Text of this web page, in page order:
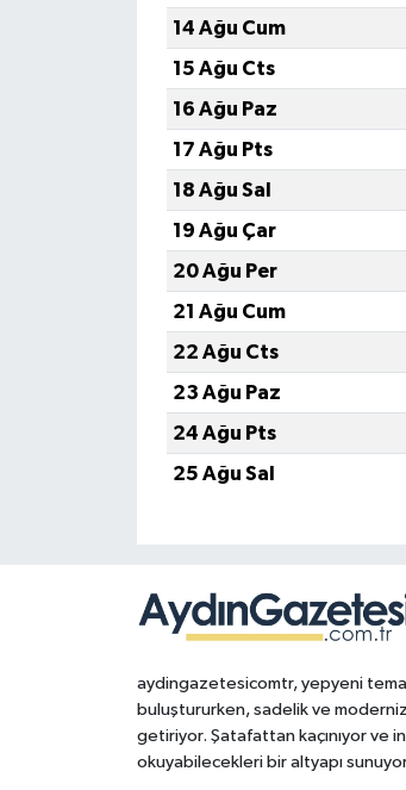
14 Ağu Cum
15 Ağu Cts
16 Ağu Paz
17 Ağu Pts
18 Ağu Sal
19 Ağu Çar
20 Ağu Per
21 Ağu Cum
22 Ağu Cts
23 Ağu Paz
24 Ağu Pts
25 Ağu Sal
aydingazetesicomtr, yepyeni
buluştururken, sadelik ve
getiriyor. Şatafattan kaçınıyor ve
okuyabilecekleri bir altyapı